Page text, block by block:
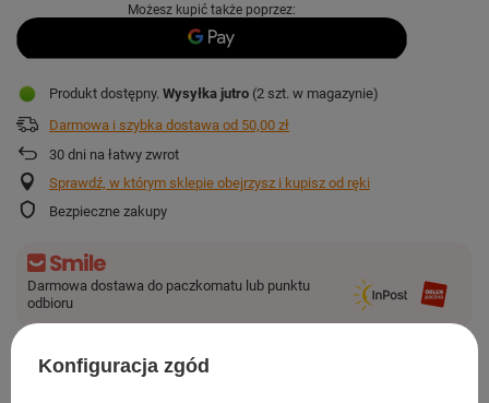
Możesz kupić także poprzez:
Produkt dostępny Wysyłka jutro (2 szt. w magazynie)
Darmowa i szybka dostawa od 50,00 zł
30 dni na łatwy zwrot
Sprawdź, w którym sklepie obejrzysz i kupisz od ręki
Bezpieczne zakupy
Darmowa dostawa do paczkomatu lub punktu
odbioru
darmo Więcej informacji.
Konfiguracja zgód